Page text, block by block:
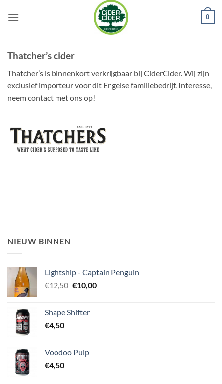
naar
0
Thatcher’s cider
Thatcher’s is binnenkort verkrijgbaar bij CiderCider. Wij zijn
exclusief importeur voor dit Engelse familiebedrijf. Interesse,
neem contact met ons op!
NIEUW BINNEN
Lightship - Captain Penguin
€12,50 Oorspronkelijke
€12,50.
€10,00Huidige
Shape Shifter
€4,50
Voodoo Pulp
€4,50